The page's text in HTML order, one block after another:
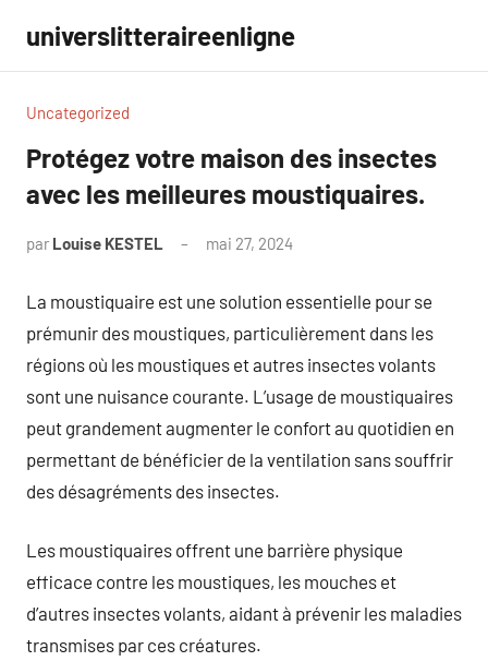
contenu
universlitteraireenligne
Uncategorized
Protégez votre maison des insectes
avec les meilleures moustiquaires.
par Louise KESTEL mai 27, 2024
La moustiquaire est une solution essentielle pour se
prémunir des moustiques, particulièrement dans les
régions où les moustiques et autres insectes volants
sont une nuisance courante. L’usage de moustiquaires
peut grandement augmenter le confort au quotidien en
permettant de bénéficier de la ventilation sans souffrir
des désagréments des insectes.
Les moustiquaires offrent une barrière physique
efficace contre les moustiques, les mouches et
d’autres insectes volants, aidant à prévenir les maladies
transmises par ces créatures.